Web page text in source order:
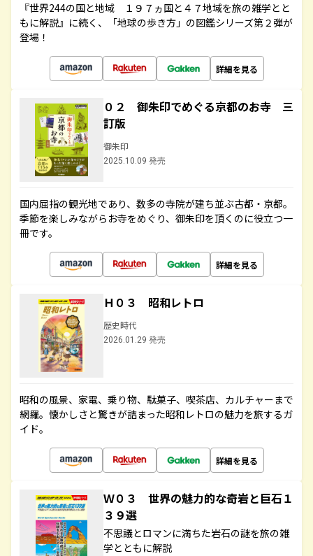
『世界244の国と地域 １９７ヵ国と４７地域を旅の雑学とと
もに解説』に続く、「地球の歩き方」の図鑑シリーズ第２弾が
登場！
詳細を見る
０２ 御朱印でめぐる京都のお寺 三
訂版
御朱印
2025.10.09 発売
国内屈指の観光地であり、数多の寺院が建ち並ぶ古都・京都。
季節を楽しみながらお寺をめぐり、御朱印を頂くのに役立つ一
冊です。
詳細を見る
Ｈ０３ 昭和レトロ
歴史時代
2026.01.29 発売
昭和の風景、家電、乗り物、駄菓子、喫茶店、カルチャーまで
網羅。懐かしさと驚きが詰まった昭和レトロの魅力を旅するガ
イド。
詳細を見る
Ｗ０３ 世界の魅力的な奇岩と巨石１
３９選
不思議とロマンに満ちた岩石の謎を旅の雑
学とともに解説